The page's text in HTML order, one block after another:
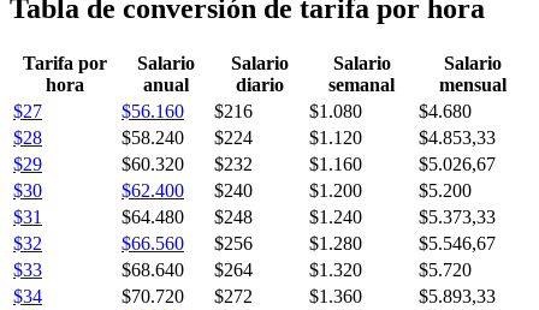
Tabla de conversión de tarifa por hora
Tarifa por
hora
Salario
anual
Salario
diario
Salario
semanal
Salario
mensual
$27
$56.160 $216 $1.080
$4.680
$28
$58.240 $224 $1.120
$4.853,33
$29
$60.320 $232 $1.160
$5.026,67
$30
$62.400 $240 $1.200
$5.200
$31
$64.480 $248 $1.240
$5.373,33
$32
$66.560 $256 $1.280
$5.546,67
$33
$68.640 $264 $1.320
$5.720
$34
$70.720 $272 $1.360
$5.893,33